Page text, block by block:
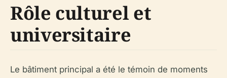
Rôle culturel et
universitaire
Le bâtiment principal a été le témoin de moments